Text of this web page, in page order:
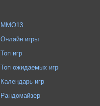
MMO13
Онлайн игры
Топ игр
Топ ожидаемых игр
Календарь игр
Рандомайзер